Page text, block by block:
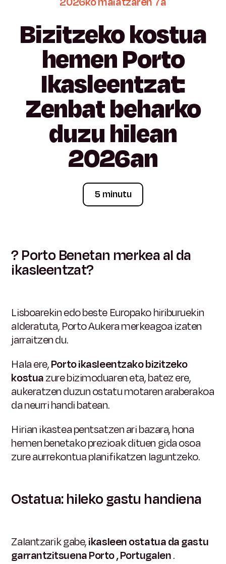
Bizitzekokostua
hemenPorto
Ikasleentzat:
Zenbatbeharko
duzuhilean
2026an
5 minutu
? Porto Benetan merkea al da
ikasleentzat?
Lisboarekin edo beste Europako hiriburuekin
alderatuta, Porto Aukera merkeagoa izaten
jarraitzen du.
Hala ere,Porto ikasleentzako bizitzeko
kostuazure bizimoduaren eta, batez ere,
aukeratzen duzun ostatu motaren araberakoa
da neurri handi batean.
Hirian ikastea pentsatzen ari bazara, hona
hemen benetako prezioak dituen gida osoa
zure aurrekontua planifikatzen laguntzeko.
Ostatua: hileko gastu handiena
Zalantzarik gabe,ikasleen ostatua da gastu
garrantzitsuena Porto , Portugalen.